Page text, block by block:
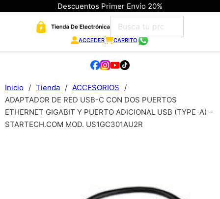
Descuentos Primer Envío 20%
ACCEDER CARRITO
Inicio / Tienda / ACCESORIOS
/
ADAPTADOR DE RED USB-C CON DOS PUERTOS
ETHERNET GIGABIT Y PUERTO ADICIONAL USB (TYPE-A) –
STARTECH.COM MOD. US1GC301AU2R